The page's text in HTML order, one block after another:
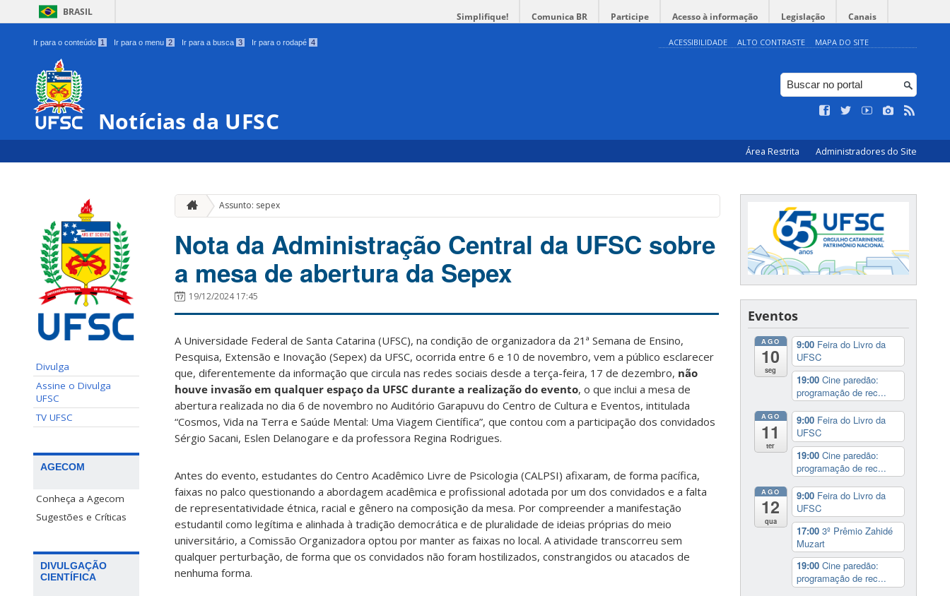
BRASIL Simplifique! Comunica BR Participe Acesso à informação Legislação Canais
Ir para o conteúdo 1 Ir para o menu 2 Ir para a busca 3 Ir para o rodapé 4 ACESSIBILIDADE ALTO CONTRASTE MAPA DO SITE
Notícias da UFSC
Área Restrita Administradores do Site
Divulga
Assine o Divulga
UFSC
TV UFSC
AGECOM
Conheça a Agecom
Sugestões e Críticas
DIVULGAÇÃO
CIENTÍFICA
Assunto: sepex
Nota da Administração Central da UFSC sobre
a mesa de abertura da Sepex
19/12/2024 17:45
A Universidade Federal de Santa Catarina (UFSC), na condição de organizadora da 21ª Semana de Ensino,
Pesquisa, Extensão e Inovação (Sepex) da UFSC, ocorrida entre 6 e 10 de novembro, vem a público esclarecer
que, diferentemente da informação que circula nas redes sociais desde a terça-feira, 17 de dezembro, não
houve invasão em qualquer espaço da UFSC durante a realização do evento, o que inclui a mesa de
abertura realizada no dia 6 de novembro no Auditório Garapuvu do Centro de Cultura e Eventos, intitulada
“Cosmos, Vida na Terra e Saúde Mental: Uma Viagem Científica”, que contou com a participação dos convidados
Sérgio Sacani, Eslen Delanogare e da professora Regina Rodrigues.
Antes do evento, estudantes do Centro Acadêmico Livre de Psicologia (CALPSI) afixaram, de forma pacífica,
faixas no palco questionando a abordagem acadêmica e profissional adotada por um dos convidados e a falta
de representatividade étnica, racial e gênero na composição da mesa. Por compreender a manifestação
estudantil como legítima e alinhada à tradição democrática e de pluralidade de ideias próprias do meio
universitário, a Comissão Organizadora optou por manter as faixas no local. A atividade transcorreu sem
qualquer perturbação, de forma que os convidados não foram hostilizados, constrangidos ou atacados de
nenhuma forma.
Eventos
AGO
10
seg
9:00 Feira do Livro da
UFSC
19:00 Cine paredão:
programação de rec...
AGO
11
ter
9:00 Feira do Livro da
UFSC
19:00 Cine paredão:
programação de rec...
AGO
12
qua
9:00 Feira do Livro da
UFSC
17:00 3º Prêmio Zahidé
Muzart
19:00 Cine paredão:
programação de rec...